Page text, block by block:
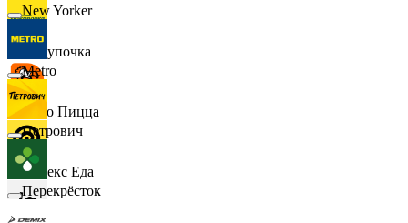
Покупочка
Додо Пицца
Яндекс Еда
New Yorker
Metro
Петрович
Перекрёсток